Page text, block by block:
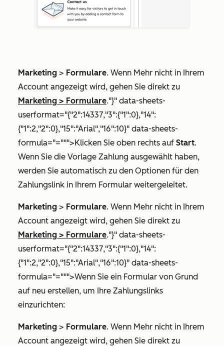
Marketing > Formulare. Wenn Mehr nicht in Ihrem
Account angezeigt wird, gehen Sie direkt zu
Marketing > Formulare."}" data-sheets-
userformat="{"2":14337,"3":{"1":0},"14":
{"1":2,"2":0},"15":"Arial","16":10}" data-sheets-
formula="=""">Klicken Sie oben rechts auf Start.
Wenn Sie die Vorlage Zahlung ausgewählt haben,
werden Sie automatisch zu den Optionen für den
Zahlungslink in Ihrem Formular weitergeleitet.
Marketing > Formulare. Wenn Mehr nicht in Ihrem
Account angezeigt wird, gehen Sie direkt zu
Marketing > Formulare."}" data-sheets-
userformat="{"2":14337,"3":{"1":0},"14":
{"1":2,"2":0},"15":"Arial","16":10}" data-sheets-
formula="=""">Wenn Sie ein Formular von Grund
auf neu erstellen, um Ihre Zahlungslinks
einzurichten:
Marketing > Formulare. Wenn Mehr nicht in Ihrem
Account angezeigt wird, gehen Sie direkt zu